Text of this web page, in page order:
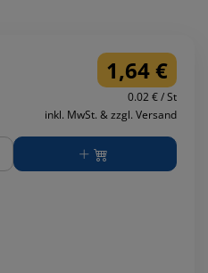
1,64 €
0.02 € / St
inkl. MwSt. & zzgl. Versand